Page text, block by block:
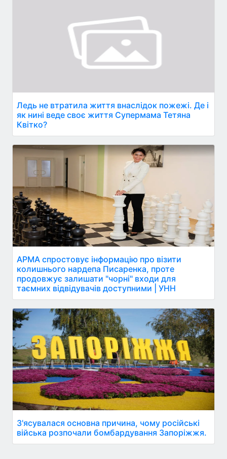
Ледь не втратила життя внаслідок пожежі. Де і
як нині веде своє життя Супермама Тетяна
Квітко?
АРМА спростовує інформацію про візити
колишнього нардепа Писаренка, проте
продовжує залишати "чорні" входи для
таємних відвідувачів доступними | УНН
З'ясувалася основна причина, чому російські
війська розпочали бомбардування Запоріжжя.